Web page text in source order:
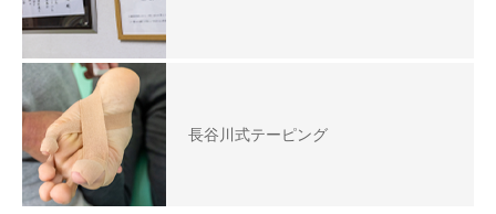
長谷川式テーピング